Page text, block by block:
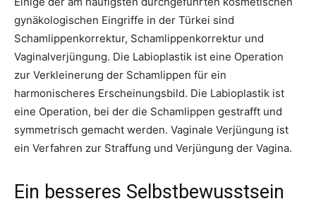
gynäkologischen Eingriffe in der Türkei sind
Schamlippenkorrektur, Schamlippenkorrektur und
Vaginalverjüngung. Die Labioplastik ist eine Operation
zur Verkleinerung der Schamlippen für ein
harmonischeres Erscheinungsbild. Die Labioplastik ist
eine Operation, bei der die Schamlippen gestrafft und
symmetrisch gemacht werden. Vaginale Verjüngung ist
ein Verfahren zur Straffung und Verjüngung der Vagina.
Ein besseres Selbstbewusstsein